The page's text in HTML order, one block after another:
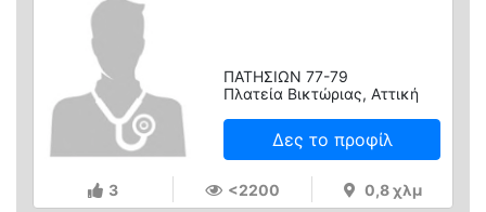
ΠΑΤΗΣΙΩΝ 77-79
Πλατεία Βικτώριας, Αττική
Δες το προφίλ
3 <2200 0,8 χλμ